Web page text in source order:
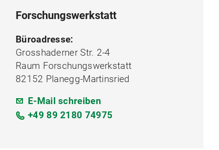
Forschungswerkstatt
Büroadresse:
Grosshaderner Str. 2-4
Raum Forschungswerkstatt
82152 Planegg-Martinsried
E-Mail schreiben
+49 89 2180 74975